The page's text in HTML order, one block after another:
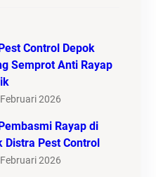
Control Depok
Semprot Anti Rayap
2026
Rayap di
Distra Pest Control
2026